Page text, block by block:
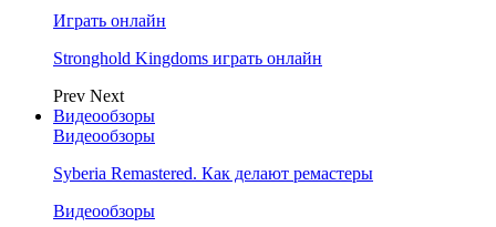
Играть онлайн
Stronghold Kingdoms играть онлайн
Prev Next
Видеообзоры
Видеообзоры
Syberia Remastered. Как делают ремастеры
Видеообзоры